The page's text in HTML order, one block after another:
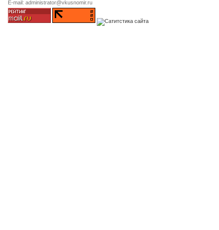
E-mail: administrator@vkusnomir.ru